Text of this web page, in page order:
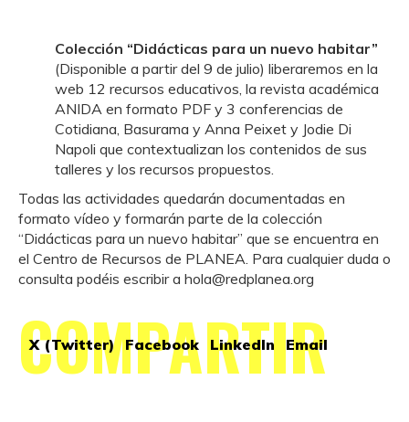
Colección “Didácticas para un nuevo habitar”
(Disponible a partir del 9 de julio) liberaremos en la
web 12 recursos educativos, la revista académica
ANIDA en formato PDF y 3 conferencias de
Cotidiana, Basurama y Anna Peixet y Jodie Di
Napoli que contextualizan los contenidos de sus
talleres y los recursos propuestos.
Todas las actividades quedarán documentadas en
formato vídeo y formarán parte de la colección
“Didácticas para un nuevo habitar” que se encuentra en
el Centro de Recursos de PLANEA. Para cualquier duda o
consulta podéis escribir a hola@redplanea.org
COMPARTIR
X (Twitter) Facebook LinkedIn Email